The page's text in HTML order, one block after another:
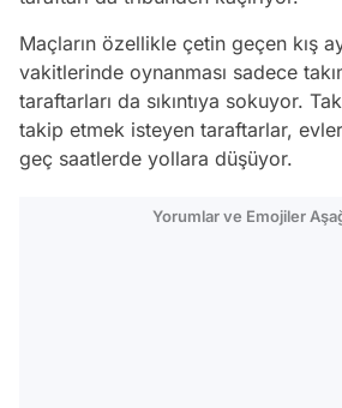
Maçların özellikle çetin geçen kış
vakitlerinde oynanması sadece
taraftarları da sıkıntıya sokuyor.
takip etmek isteyen taraftarlar,
geç saatlerde yollara düşüyor.
Yorumlar ve Emojiler